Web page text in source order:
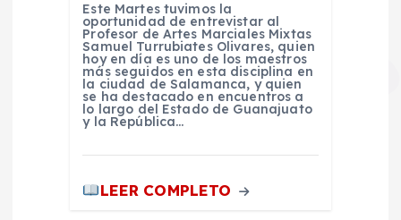
Este Martes tuvimos la
oportunidad de entrevistar al
Profesor de Artes Marciales Mixtas
Samuel Turrubiates Olivares, quien
hoy en día es uno de los maestros
más seguidos en esta disciplina en
la ciudad de Salamanca, y quien
se ha destacado en encuentros a
lo largo del Estado de Guanajuato
y la República…
LEER COMPLETO